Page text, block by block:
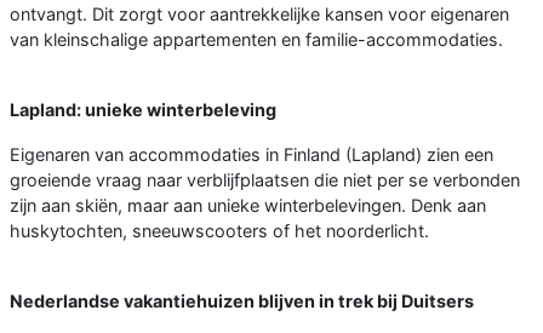
ontvangt. Dit zorgt voor aantrekkelijke kansen voor eigenaren
van kleinschalige appartementen en familie-accommodaties.
Lapland: unieke winterbeleving
Eigenaren van accommodaties in Finland (Lapland) zien een
groeiende vraag naar verblijfplaatsen die niet per se verbonden
zijn aan skiën, maar aan unieke winterbelevingen. Denk aan
huskytochten, sneeuwscooters of het noorderlicht.
Nederlandse vakantiehuizen blijven in trek bij Duitsers